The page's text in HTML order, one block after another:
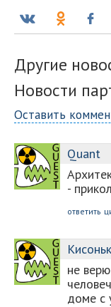
Другие
Новости
Оставить
Quant
-
ответить
не
доме с